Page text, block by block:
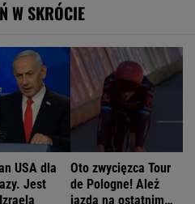
W SKRÓCIE
USA dla
Jest
Oto zwycięzca Tour
de Pologne! Ależ
jazda na ostatnim